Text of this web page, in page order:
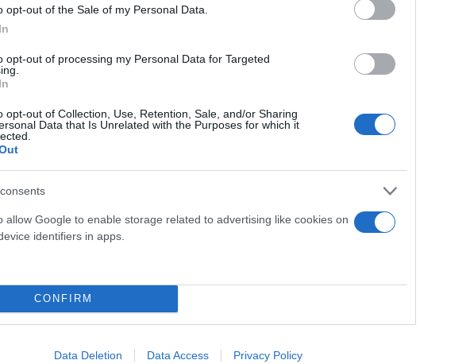
opt-out of the Sale of my Personal Data.
opt-out of processing my Personal Data for Targeted
opt-out of Collection, Use, Retention, Sale, and/or Sharing
Data that Is Unrelated with the Purposes for which it
allow Google to enable storage related to advertising like cookies on
identifiers in apps.
CONFIRM
Data Deletion Data Access Privacy Policy
στην παρουσίαση του
κόσμου στο γήπεδο
(video)
επιστήμονες ρίχνουν φως στις
"φιλίες" μεταξύ διαφορετικών ειδών
3,5 φορές
ο κίνδυνος σοβαρής